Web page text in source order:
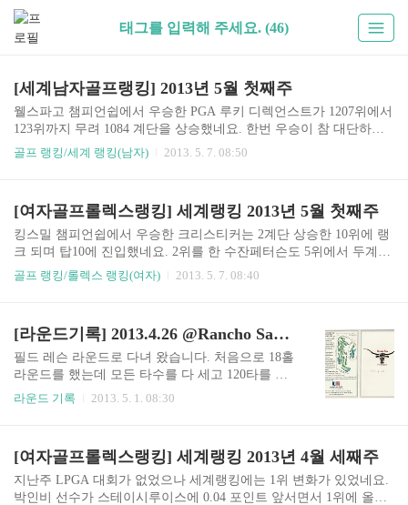
태그를 입력해 주세요. (46)
[세계남자골프랭킹] 2013년 5월 첫째주
웰스파고 챔피언쉽에서 우승한 PGA 루키 디렉언스트가 1207위에서
123위까지 무려 1084 계단을 상승했네요. 한번 우승이 참 대단하네
요. 그만큼 PGA에서 우승하기가 쉽지 않다는 이야기겠죠. 10위권에
서는 1~9위까지는 변동이 없이 10,11위만 순위 변동이 있었습니다.
골프 랭킹/세계 랭킹(남자) 2013. 5. 7. 08:50
[여자골프롤렉스랭킹] 세계랭킹 2013년 5월 첫째주
킹스밀 챔피언쉽에서 우승한 크리스티커는 2계단 상승한 10위에 랭
크 되며 탑10에 진입했네요. 2위를 한 수잔페터슨도 5위에서 두계단
상승한 3위로 올라서면서 최나연과 청야니가 각각 4,5위로 밀렸습니
다. 청야니는 세계 랭킹 1위에서 내려온 다음부터 계속 밀리고 있네
s/ RANKCHANGEPLAYER× COUNTRY ARGAUSAUTBRACANCHE
CHLCHNCOLCZEDEUDNKENGESPFINFRAGBRHKGINDIRLITAJP
NKORLUXMEXMYSNIRNLDNORNZLPERPHLPRYRUSSCOSGPSV
KSWETHA..
골프 랭킹/롤렉스 랭킹(여자) 2013. 5. 7. 08:40
[라운드기록] 2013.4.26 @Rancho San Joaquin Golf Course
필드 레슨 라운드로 다녀 왔습니다. 처음으로 18홀
라운드를 했는데 모든 타수를 다 세고 120타를 쳤
으니 잘한거 같네요. 레슨을 잘 한 보람이 있네요.
이버는 방향성이 조금 안 좋았으나 그래도 페어웨
이에서 크게 벗어나지 않는 수준이었음반면, 아이
언 샷감이 좋아서 페어웨이 적중률이 떨어졌더라
라운드 기록 2013. 5. 1. 08:30
[여자골프롤렉스랭킹] 세계랭킹 2013년 4월 세째주
지난주 LPGA 대회가 없었으나 세계랭킹에는 1위 변화가 있었네요.
박인비 선수가 스테이시루이스에 0.04 포인트 앞서면서 1위에 올랐